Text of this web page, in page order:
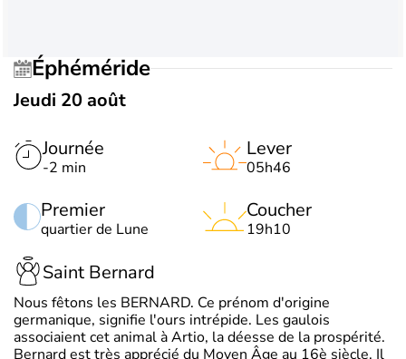
Éphéméride
Jeudi 20 août
Journée
-2 min
Premier
quartier de Lune
Lever
05h46
Coucher
19h10
Saint Bernard
Nous fêtons les BERNARD. Ce prénom d'origine
germanique, signifie l'ours intrépide. Les gaulois
associaient cet animal à Artio, la déesse de la prospérité.
Bernard est très apprécié du Moyen Âge au 16è siècle. Il